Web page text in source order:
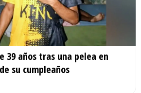
39 años tras una pelea en
su cumpleaños